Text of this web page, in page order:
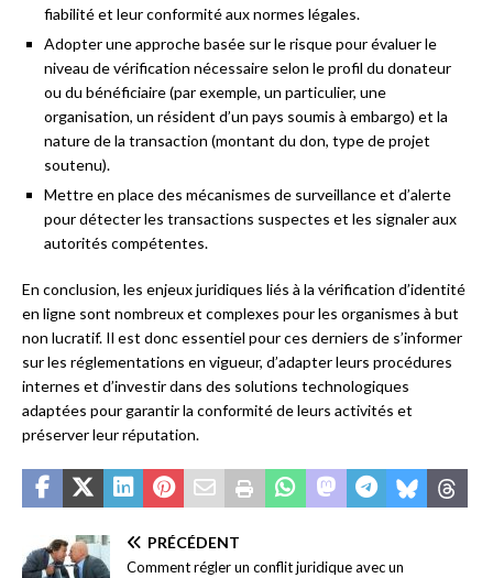
fiabilité et leur conformité aux normes légales.
Adopter une approche basée sur le risque pour évaluer le
niveau de vérification nécessaire selon le profil du donateur
ou du bénéficiaire (par exemple, un particulier, une
organisation, un résident d’un pays soumis à embargo) et la
nature de la transaction (montant du don, type de projet
soutenu).
Mettre en place des mécanismes de surveillance et d’alerte
pour détecter les transactions suspectes et les signaler aux
autorités compétentes.
En conclusion, les enjeux juridiques liés à la vérification d’identité
en ligne sont nombreux et complexes pour les organismes à but
non lucratif. Il est donc essentiel pour ces derniers de s’informer
sur les réglementations en vigueur, d’adapter leurs procédures
internes et d’investir dans des solutions technologiques
adaptées pour garantir la conformité de leurs activités et
préserver leur réputation.
PRÉCÉDENT
Comment régler un conflit juridique avec un